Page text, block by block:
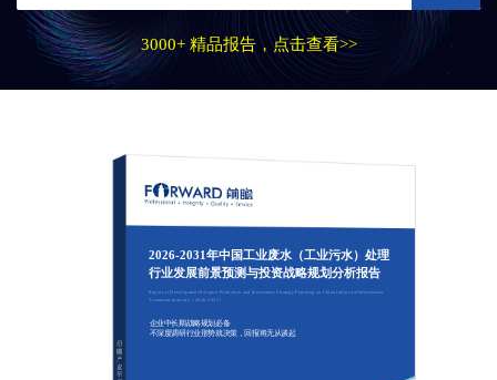
3000+ 精品报告，点击查看>>
2026-2031年中国工业废水（工业污水）处理
行业发展前景预测与投资战略规划分析报告
Report of Development Prospect Prediction and Investment Strategy Planning on China Industrial Wastewater
Treatment Industry（2026-2031）
企业中长期战略规划必备
不深度调研行业形势就决策，回报将无从谈起